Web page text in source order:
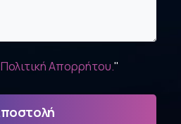
Πολιτική Απορρήτου."